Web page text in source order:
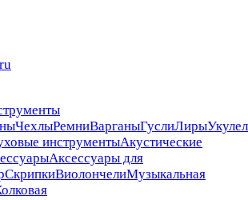
ЧехлыРемниВарганыГуслиЛиры
инструментыАкустические
Аксессуары для
СкрипкиВиолончелиМузыкальная